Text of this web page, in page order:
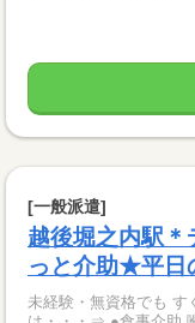
[一般派遣]
越後堀之内駅＊
っと介助★平日
未経験・無資格でも すぐ